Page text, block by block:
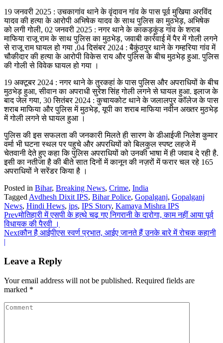
19 जनवरी 2025 : उचकागांव थाने के वृंदावन गांव के पास पूर्व मुखिया अरविंद
यादव की हत्या के आरोपी अभिषेक यादव के साथ पुलिस का मुठभेड़, अभिषेक
को लगी गोली, 02 जनवरी 2025 : नगर थाने के काकड़कुंड गांव के शराब
माफिया राजू राम के साथ पुलिस का मुठभेड़, जवाबी कार्रवाई में पैर में गोली लगने
से राजू राम घायल हो गया ,04 दिसंबर 2024 : बैकुंठपुर थाने के गम्हरिया गांव में
चौकीदार की हत्या के आरोपी विकेस राय और पुलिस के बीच मुठभेड़ हुआ. पुलिस
की गोली से विवेक घायल हो गया ।
19 अक्टूबर 2024 : नगर थाने के तुरकहां के पास पुलिस और अपराधियों के बीच
मुठभेड़ हुआ, सीवान का अपराधी सुरेश सिंह गोली लगने से घायल हुआ. इलाज के
बाद जेल गया, 30 सितंबर 2024 : कुचायकोट थाने के जलालपुर कॉलेज के पास
शराब माफिया और पुलिस में मुठभेड़, यूपी का शराब माफिया नवीन अख्तर मुठभेड़
में गोली लगने से घायल हुआ ।
पुलिस की इस सफलता की जनकारी मिलते ही सारण के डीआईजी निलेश कुमार
वर्मा भी घटना स्थल पर पहुचे और अपरधियों को बिलकुल स्पष्ट लहजे में
चेतवानी देते हुए कहा कि पुलिस अपराधियों को उनकी भाषा में ही जवाब दे रही है.
इसी का नतीजा है की बीते सात दिनों में कानून की नज़रों में फरार चल रहे 165
अपराधियों ने सरेंडर किया है ।
Posted in Bihar, Breaking News, Crime, India
Tagged Avdhesh Dixit IPS, Bihar Police, Gopalganj, Gopalganj
News, Hindi Hews, ips, IPS Story, Kamaya Mishra IPS
Prevमोतिहारी में एसपी के हत्थे चढ़ गए निगरानी के दारोगा, काम नहीं आया पूर्व
विधायक की पैरवी ।
Nextकौन है आईपीएस स्वर्ण प्रभात, आईए जानते हैं उनके बारे में रोचक कहानी
|
Leave a Reply
Your email address will not be published. Required fields are
marked *